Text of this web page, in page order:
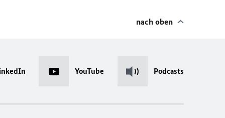
nach oben
YouTube Podcasts